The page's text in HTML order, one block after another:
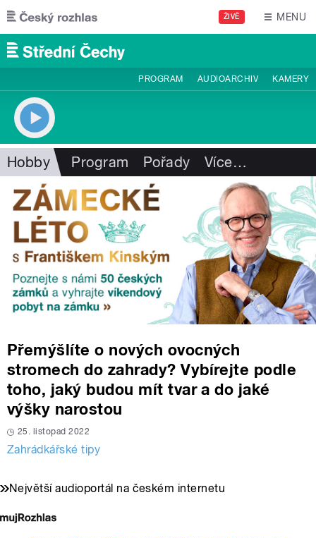
Přejít k hlavnímu obsahu
ŽIVĚ MENU
PROGRAM AUDIOARCHIV KAMERY
Hobby Program Pořady Více…
Přemýšlíte o nových ovocných
stromech do zahrady? Vybírejte podle
toho, jaký budou mít tvar a do jaké
výšky narostou
25. listopad 2022
Zahrádkářské tipy
Největší audioportál na českém internetu